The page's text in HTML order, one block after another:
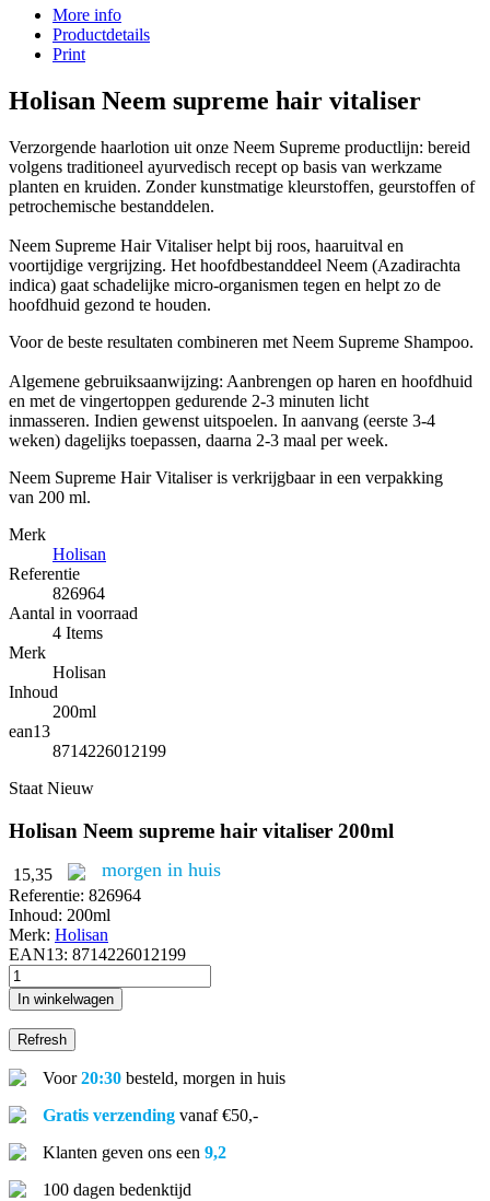
More info
Productdetails
Print
Holisan Neem supreme hair vitaliser
Verzorgende haarlotion uit onze Neem Supreme productlijn: bereid
volgens traditioneel ayurvedisch recept op basis van werkzame
planten en kruiden. Zonder kunstmatige kleurstoffen, geurstoffen of
petrochemische bestanddelen.
Neem Supreme Hair Vitaliser helpt bij roos, haaruitval en
voortijdige vergrijzing. Het hoofdbestanddeel Neem (Azadirachta
indica) gaat schadelijke micro-organismen tegen en helpt zo de
hoofdhuid gezond te houden.
Voor de beste resultaten combineren met Neem Supreme Shampoo.
Algemene gebruiksaanwijzing: Aanbrengen op haren en hoofdhuid
en met de vingertoppen gedurende 2-3 minuten licht
inmasseren. Indien gewenst uitspoelen. In aanvang (eerste 3-4
weken) dagelijks toepassen, daarna 2-3 maal per week.
Neem Supreme Hair Vitaliser is verkrijgbaar in een verpakking
van 200 ml.
Merk
Holisan
Referentie
826964
Aantal in voorraad
4 Items
Merk
Holisan
Inhoud
200ml
ean13
8714226012199
Staat Nieuw
Holisan Neem supreme hair vitaliser 200ml
15,35 morgen in huis
Referentie: 826964
Inhoud: 200ml
Merk: Holisan
EAN13: 8714226012199
In winkelwagen
Voor20:30 besteld, morgen in huis
Gratis verzending vanaf €50,-
Klanten geven ons een 9,2
100 dagen bedenktijd